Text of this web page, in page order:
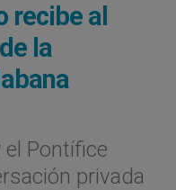
recibe al
la
el Pontífice
privada